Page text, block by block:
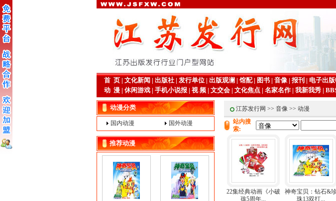
首 页| 文化新闻 | 出版社| 发行单位| 出版观澜 | 馆配| 图书| 音像| 报刊 | 电子出
动 漫| 休闲游戏| 手机小说报| 视 频| 文交会| 文化焦点| 名家名作| 我新我秀|
动漫分类
国内动漫 国外动漫
推荐动漫
江苏发行网 >> 音像 >> 动漫
站内搜
索:
22集经典动画《小破
孩5周年...
神奇宝贝：钻石&
珠13双打...